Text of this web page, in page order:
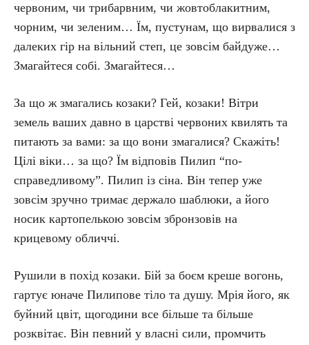
червоним, чи трибарвним, чи жовтоблакитним,
чорним, чи зеленим… Їм, пустунам, що вирвалися з
далеких гір на вільний степ, це зовсім байдуже…
Змагайтеся собі. Змагайтеся…
За що ж змагались козаки? Гей, козаки! Вітри
земель ваших давно в царстві червоних квилять та
питають за вами: за що вони змагалися? Скажіть!
Цілі віки… за що? Їм відповів Пилип “по-
справедливому”. Пилип із сіна. Він тепер уже
зовсім зручно тримає держало шаблюки, а його
носик картопелькою зовсім збронзовів на
крицевому обличчі.
Рушили в похід козаки. Бій за боєм креше вогонь,
гартує юначе Пилипове тіло та душу. Мрія його, як
буйний цвіт, щогодини все більше та більше
розквітає. Він певний у власні сили, промчить